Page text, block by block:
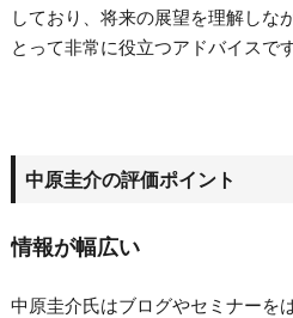
しており、将来の展望を理解しな
とって非常に役立つアドバイスです
中原圭介の評価ポイント
情報が幅広い
中原圭介氏はブログやセミナーを